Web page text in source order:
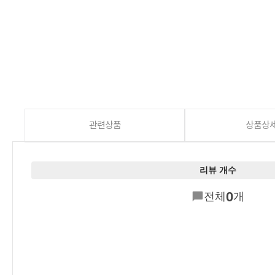
관련상품 상품상
리뷰 개수
전체 0개